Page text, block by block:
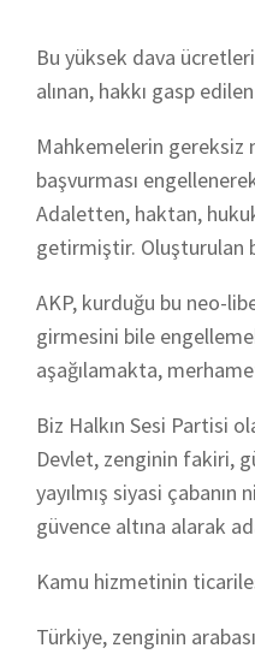
Bu yüksek dava
alınan, hakkı gasp
Mahkemelerin gereksiz
başvurması
Adaletten, haktan,
getirmiştir. Oluşturulan
AKP, kurduğu bu neo-
girmesini bile
aşağılamakta,
Biz Halkın Sesi Partisi
Devlet, zenginin fakiri,
yayılmış siyasi
güvence altına alarak
Kamu hizmetinin
Türkiye, zenginin